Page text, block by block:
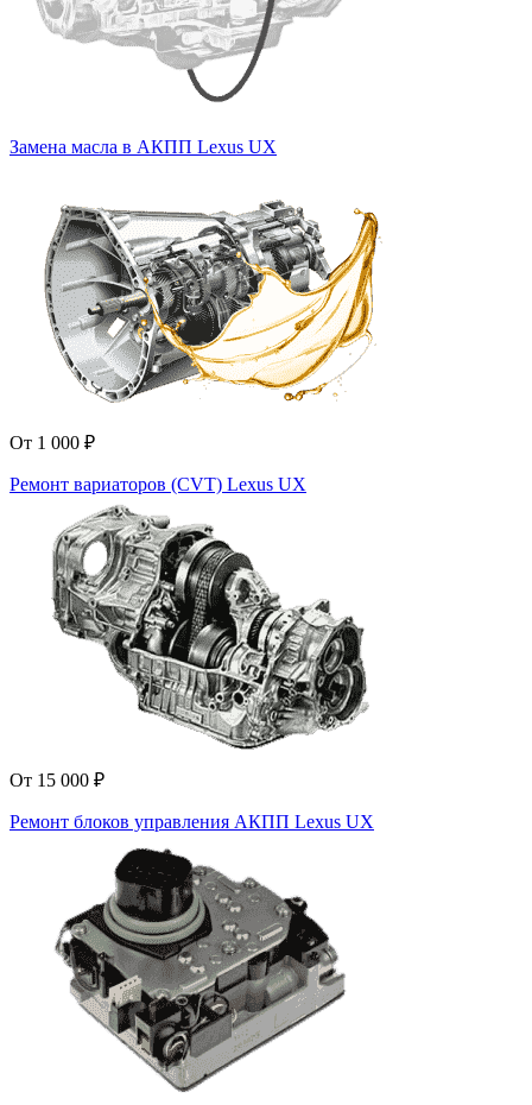
Замена масла в АКПП Lexus UX
От 1 000 ₽
Ремонт вариаторов (CVT) Lexus UX
От 15 000 ₽
Ремонт блоков управления АКПП Lexus UX